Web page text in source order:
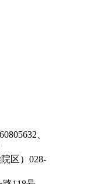
、
区）028-